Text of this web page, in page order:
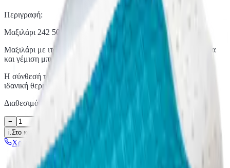
Περιγραφή:
Μαξιλάρι 242 50×70 cm
Μαξιλάρι με ιταλικό πουπουλόπανο 5A polyester cotton ύφασμα
και γέμιση μπιλάκι που προσφέρει ελαφρύ και υγιεινό ύπνο.
Η σύνθεσή του βοηθά το μαξιλάρι να αναπνέει, διατηρώντας την
ιδανική θερμοκρασία κατά τη διάρκεια της νύχτας.
Διαθεσιμότητα:
1-2 Εργάσιμες ημέρες + 2 παράδοση
−
i. Στο καλάθι ♡
Χρειάζεστε ειδικές διαστάσεις; Καλέστε 2310 224 049